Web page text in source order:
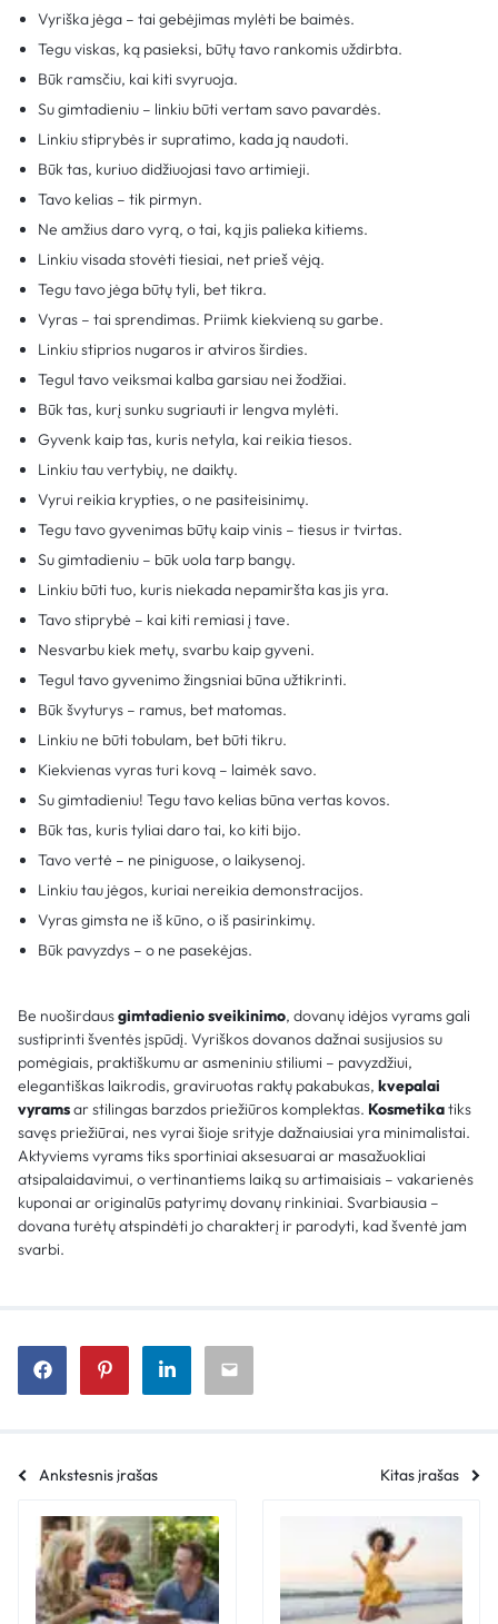
Vyriška jėga – tai gebėjimas mylėti be baimės.
Tegu viskas, ką pasieksi, būtų tavo rankomis uždirbta.
Būk ramsčiu, kai kiti svyruoja.
Su gimtadieniu – linkiu būti vertam savo pavardės.
Linkiu stiprybės ir supratimo, kada ją naudoti.
Būk tas, kuriuo didžiuojasi tavo artimieji.
Tavo kelias – tik pirmyn.
Ne amžius daro vyrą, o tai, ką jis palieka kitiems.
Linkiu visada stovėti tiesiai, net prieš vėją.
Tegu tavo jėga būtų tyli, bet tikra.
Vyras – tai sprendimas. Priimk kiekvieną su garbe.
Linkiu stiprios nugaros ir atviros širdies.
Tegul tavo veiksmai kalba garsiau nei žodžiai.
Būk tas, kurį sunku sugriauti ir lengva mylėti.
Gyvenk kaip tas, kuris netyla, kai reikia tiesos.
Linkiu tau vertybių, ne daiktų.
Vyrui reikia krypties, o ne pasiteisinimų.
Tegu tavo gyvenimas būtų kaip vinis – tiesus ir tvirtas.
Su gimtadieniu – būk uola tarp bangų.
Linkiu būti tuo, kuris niekada nepamiršta kas jis yra.
Tavo stiprybė – kai kiti remiasi į tave.
Nesvarbu kiek metų, svarbu kaip gyveni.
Tegul tavo gyvenimo žingsniai būna užtikrinti.
Būk švyturys – ramus, bet matomas.
Linkiu ne būti tobulam, bet būti tikru.
Kiekvienas vyras turi kovą – laimėk savo.
Su gimtadieniu! Tegu tavo kelias būna vertas kovos.
Būk tas, kuris tyliai daro tai, ko kiti bijo.
Tavo vertė – ne piniguose, o laikysenoj.
Linkiu tau jėgos, kuriai nereikia demonstracijos.
Vyras gimsta ne iš kūno, o iš pasirinkimų.
Būk pavyzdys – o ne pasekėjas.
​​Be nuoširdausgimtadienio sveikinimo, dovanų idėjos vyrams gali
sustiprinti šventės įspūdį. Vyriškos dovanos dažnai susijusios su
pomėgiais, praktiškumu ar asmeniniu stiliumi – pavyzdžiui,
elegantiškas laikrodis, graviruotas raktų pakabukas, kvepalai
vyramsar stilingas barzdos priežiūros komplektas. Kosmetikatiks
savęs priežiūrai, nes vyrai šioje srityje dažnaiusiai yra minimalistai.
Aktyviems vyrams tiks sportiniai aksesuarai ar masažuokliai
atsipalaidavimui, o vertinantiems laiką su artimaisiais – vakarienės
kuponai ar originalūs patyrimų dovanų rinkiniai. Svarbiausia –
dovana turėtų atspindėti jo charakterį ir parodyti, kad šventė jam
svarbi.
Ankstesnis įrašas Kitas įrašas